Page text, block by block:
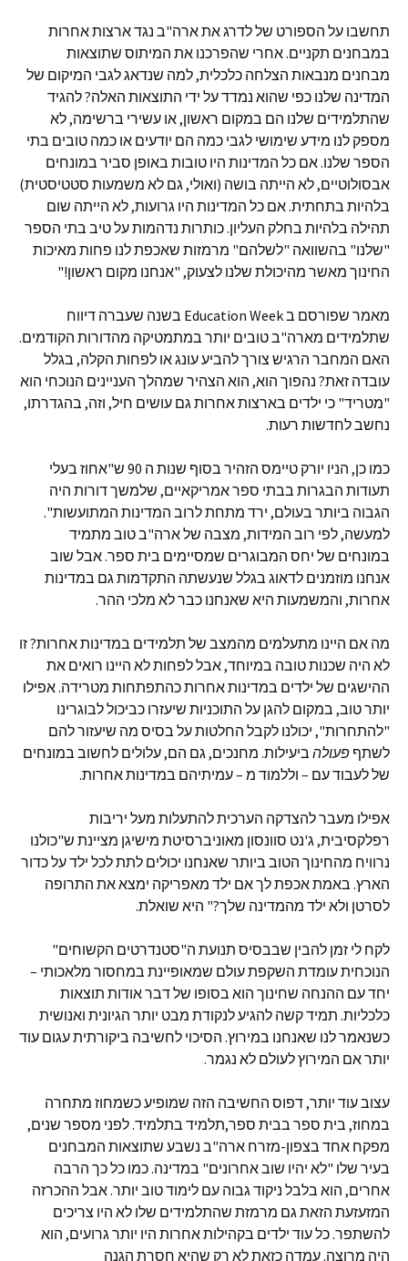
תחשבו על הספורט של לדרג את ארה"ב נגד ארצות אחרות
במבחנים תקניים. אחרי שהפרכנו את המיתוס שתוצאות
מבחנים מנבאות הצלחה כלכלית, למה שנדאג לגבי המיקום של
המדינה שלנו כפי שהוא נמדד על ידי התוצאות האלה? להגיד
שהתלמידים שלנו הם במקום ראשון, או עשירי ברשימה, לא
מספק לנו מידע שימושי לגבי כמה הם יודעים או כמה טובים בתי
הספר שלנו. אם כל המדינות היו טובות באופן סביר במונחים
אבסולוטיים, לא הייתה בושה (ואולי, גם לא משמעות סטטיסטית)
בלהיות בתחתית. אם כל המדינות היו גרועות, לא הייתה שום
תהילה בלהיות בחלק העליון. כותרות נדהמות על טיב בתי הספר
"שלנו" בהשוואה "לשלהם" מרמזות שאכפת לנו פחות מאיכות
החינוך מאשר מהיכולת שלנו לצעוק, "אנחנו מקום ראשון!"
מאמר שפורסם ב Education Week בשנה שעברה דיווח
שתלמידים מארה"ב טובים יותר במתמטיקה מהדורות הקודמים.
האם המחבר הרגיש צורך להביע עונג או לפחות הקלה, בגלל
עובדה זאת? נהפוך הוא, הוא הצהיר שמהלך העניינים הנוכחי הוא
"מטריד" כי ילדים בארצות אחרות גם עושים חיל, וזה, בהגדרתו,
נחשב לחדשות רעות.
כמו כן, הניו יורק טיימס הזהיר בסוף שנות ה 90 ש"אחוז בעלי
תעודות הבגרות בבתי ספר אמריקאיים, שלמשך דורות היה
הגבוה ביותר בעולם, ירד מתחת לרוב המדינות המתועשות".
למעשה, לפי רוב המידות, מצבה של ארה"ב טוב מתמיד
במונחים של יחס המבוגרים שמסיימים בית ספר. אבל שוב
אנחנו מוזמנים לדאוג בגלל שנעשתה התקדמות גם במדינות
אחרות, והמשמעות היא שאנחנו כבר לא מלכי ההר.
מה אם היינו מתעלמים מהמצב של תלמידים במדינות אחרות? זו
לא היה שכנות טובה במיוחד, אבל לפחות לא היינו רואים את
ההישגים של ילדים במדינות אחרות כהתפתחות מטרידה. אפילו
יותר טוב, במקום להגן על התוכניות שיעזרו כביכול לבוגרינו
"להתחרות", יכולנו לקבל החלטות על בסיס מה שיעזור להם
לשתף פעולה ביעילות. מחנכים, גם הם, עלולים לחשוב במונחים
של לעבוד עם – וללמוד מ – עמיתיהם במדינות אחרות.
אפילו מעבר להצדקה הערכית להתעלות מעל יריבות
רפלקסיבית, ג'נט סוונסון מאוניברסיטת מישיגן מציינת ש"כולנו
נרוויח מהחינוך הטוב ביותר שאנחנו יכולים לתת לכל ילד על כדור
הארץ. באמת אכפת לך אם ילד מאפריקה ימצא את התרופה
לסרטן ולא ילד מהמדינה שלך?" היא שואלת.
לקח לי זמן להבין שבבסיס תנועת ה"סטנדרטים הקשוחים"
הנוכחית עומדת השקפת עולם שמאופיינת במחסור מלאכותי –
יחד עם ההנחה שחינוך הוא בסופו של דבר אודות תוצאות
כלכליות. תמיד קשה להגיע לנקודת מבט יותר הגיונית ואנושית
כשנאמר לנו שאנחנו במירוץ. הסיכוי לחשיבה ביקורתית עגום עוד
יותר אם המירוץ לעולם לא נגמר.
עצוב עוד יותר, דפוס החשיבה הזה שמופיע כשמחוז מתחרה
במחוז, בית ספר בבית ספר,תלמיד בתלמיד. לפני מספר שנים,
מפקח אחד בצפון-מזרח ארה"ב נשבע שתוצאות המבחנים
בעיר שלו "לא יהיו שוב אחרונים" במדינה. כמו כל כך הרבה
אחרים, הוא בלבל ניקוד גבוה עם לימוד טוב יותר. אבל ההכרזה
המזעזעת הזאת גם מרמזת שהתלמידים שלו לא היו צריכים
להשתפר. כל עוד ילדים בקהילות אחרות היו יותר גרועים, הוא
היה מרוצה. עמדה כזאת לא רק שהיא חסרת הגנה